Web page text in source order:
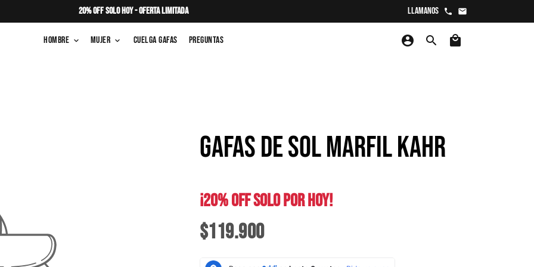
20% OFF SOLO HOY - OFERTA LIMITADA Llamanos phone email
Hombre keyboard_arrow_down Mujer keyboard_arrow_down Cuelga Gafas Preguntas account_circle search local_mall
GAFAS DE SOL MARFIL KAHR
¡20% OFF SOLO POR HOY!
$119.900